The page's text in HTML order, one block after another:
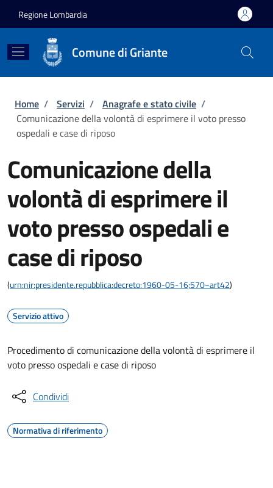
Regione Lombardia
Comune di Griante
Briciole di pane
Home / Servizi / Anagrafe e stato civile /
Comunicazione della volontà di esprimere il voto presso
ospedali e case di riposo
Comunicazione della
volontà di esprimere il
voto presso ospedali e
case di riposo
(urn:nir:presidente.repubblica:decreto:1960-05-16;570~art42)
Servizio attivo
Procedimento di comunicazione della volontà di esprimere il
voto presso ospedali e case di riposo
Condividi
Normativa di riferimento